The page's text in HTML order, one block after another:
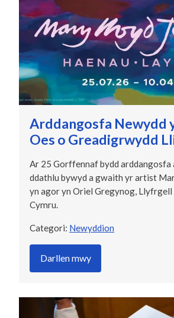
Arddangosfa Newydd
Oes o Greadigrwydd
Ar 25 Gorffennaf bydd arddangosfa
ddathlu bywyd a gwaith yr artist
yn agor yn Oriel Gregynog, Llyfrgell
Cymru.
Categori: Newyddion
Darllen mwy